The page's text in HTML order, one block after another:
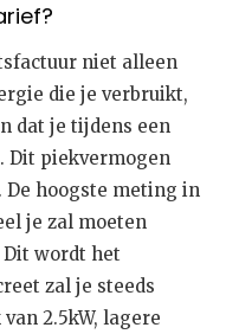
niet alleen
die je verbruikt,
dat je tijdens een
Dit piekvermogen
hoogste meting in
je zal moeten
wordt het
zal je steeds
2.5kW, lagere